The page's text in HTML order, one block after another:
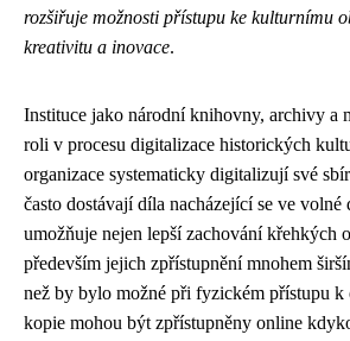
rozšiřuje možnosti přístupu ke kulturnímu
kreativitu a inovace.
Instituce jako národní knihovny, archivy a
roli v procesu digitalizace historických
organizace systematicky digitalizují své
často dostávají díla nacházející se ve
umožňuje nejen lepší zachování křehkých
především jejich zpřístupnění mnohem
než by bylo možné při fyzickém přístupu
kopie mohou být zpřístupněny online